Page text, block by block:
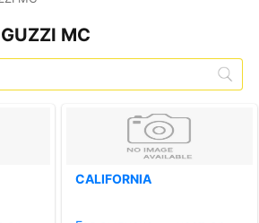
MC
CALIFORNIA